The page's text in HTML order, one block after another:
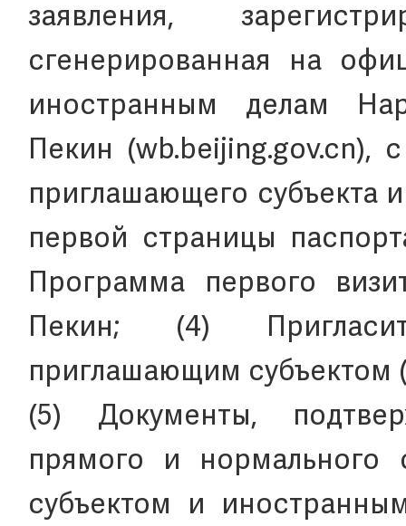
заявления,
сгенерированная на
иностранным делам
Пекин (wb.beijing.gov.cn),
приглашающего субъекта
первой страницы
Программа первого
Пекин; (4)
приглашающим субъектом
(5) Документы,
прямого и
субъектом и